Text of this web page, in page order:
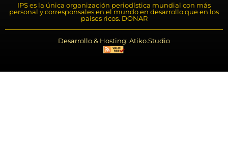
IPS es la única organización periodística mundial con más
personal y corresponsales en el mundo en desarrollo que en los
países ricos. DONAR
Desarrollo & Hosting: Atiko.Studio